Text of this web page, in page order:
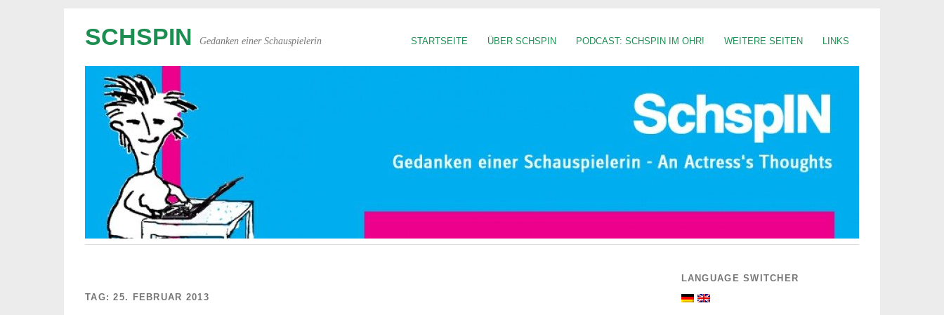
STARTSEITE ÜBER SCHSPIN PODCAST: SCHSPIN IM OHR! WEITERE SEITEN LINKS
SCHSPIN Gedanken einer Schauspielerin
TAG:25. FEBRUAR 2013
LANGUAGE SWITCHER